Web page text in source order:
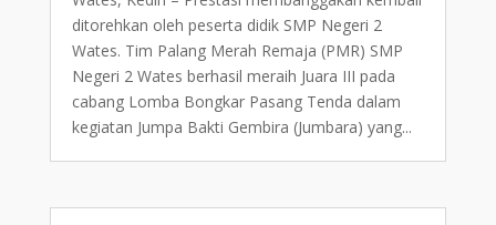
ditorehkan oleh peserta didik SMP Negeri 2
Wates. Tim Palang Merah Remaja (PMR) SMP
Negeri 2 Wates berhasil meraih Juara III pada
cabang Lomba Bongkar Pasang Tenda dalam
kegiatan Jumpa Bakti Gembira (Jumbara) yang...